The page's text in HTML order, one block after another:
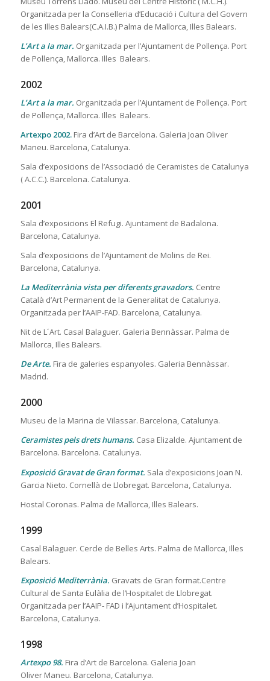
Organitzada per la Conselleria d’Educació i Cultura del Govern
de les Illes Balears(C.A.I.B.) Palma de Mallorca, Illes Balears.
L’Art a la mar. Organitzada per l’Ajuntament de Pollença. Port
de Pollença, Mallorca. Illes Balears.
2002
L’Art a la mar. Organitzada per l’Ajuntament de Pollença. Port
de Pollença, Mallorca. Illes Balears.
Artexpo 2002.Fira d’Art de Barcelona. Galeria Joan Oliver
Maneu. Barcelona, Catalunya.
Sala d’exposicions de l’Associació de Ceramistes de Catalunya
( A.C.C.). Barcelona. Catalunya.
2001
Sala d’exposicions El Refugi. Ajuntament de Badalona.
Barcelona, Catalunya.
Sala d’exposicions de l’Ajuntament de Molins de Rei.
Barcelona, Catalunya.
La Mediterrània vista per diferents gravadors. Centre
Català d’Art Permanent de la Generalitat de Catalunya.
Organitzada per l’AAIP-FAD. Barcelona, Catalunya.
Nit de L´Art. Casal Balaguer. Galeria Bennàssar. Palma de
Mallorca, Illes Balears.
De Arte. Fira de galeries espanyoles. Galeria Bennàssar.
Madrid.
2000
Museu de la Marina de Vilassar. Barcelona, Catalunya.
Ceramistes pels drets humans. Casa Elizalde. Ajuntament de
Barcelona. Barcelona. Catalunya.
Exposició Gravat de Gran format. Sala d’exposicions Joan N.
Garcia Nieto. Cornellà de Llobregat. Barcelona, Catalunya.
Hostal Coronas. Palma de Mallorca, Illes Balears.
1999
Casal Balaguer. Cercle de Belles Arts. Palma de Mallorca, Illes
Balears.
Exposició Mediterrània. Gravats de Gran format.Centre
Cultural de Santa Eulàlia de l’Hospitalet de Llobregat.
Organitzada per l’AAIP- FAD i l’Ajuntament d’Hospitalet.
Barcelona, Catalunya.
1998
Artexpo 98. Fira d’Art de Barcelona. Galeria Joan
Oliver Maneu. Barcelona, Catalunya.